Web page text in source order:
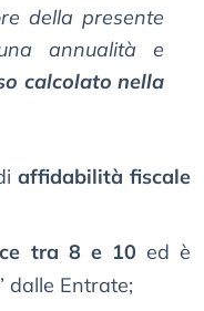
della presente
annualità e
calcolato nella
affidabilità fiscale
tra 8 e 10 ed è
dalle Entrate;